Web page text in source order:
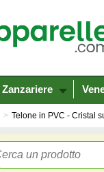
Zanzariere
Telone in PVC - Cristal